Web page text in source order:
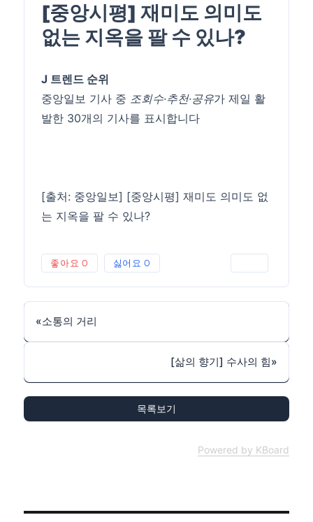
[중앙시평] 재미도 의미도
없는 지옥을 팔 수 있나?
J 트렌드 순위
중앙일보 기사 중 조회수·추천·공유가 제일 활
발한 30개의 기사를 표시합니다
[출처: 중앙일보] [중앙시평] 재미도 의미도 없
는 지옥을 팔 수 있나?
좋아요 0 싫어요 0
«소통의 거리
[삶의 향기] 수사의 힘»
목록보기
Powered by KBoard